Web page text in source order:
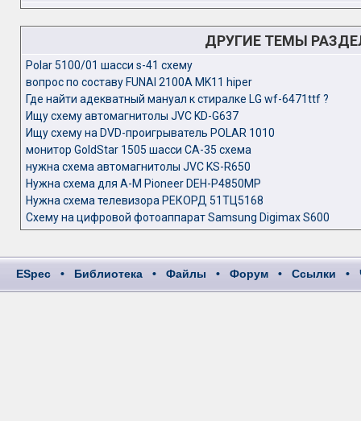
ДРУГИЕ ТЕМЫ
Polar 5100/01 шасси s-41 схему
вопрос по составу FUNAI 2100A MK11 hiper
Где найти адекватный мануал к стиралке LG wf-6471ttf ?
Ищу схему автомагнитолы JVC KD-G637
Ищу схему на DVD-проигрыватель POLAR 1010
монитор GoldStar 1505 шасси CA-35 схема
нужна схема автомагнитолы JVC KS-R650
Нужна схема для А-М Pioneer DEH-P4850MP
Нужна схема телевизора РЕКОРД 51ТЦ5168
Схему на цифровой фотоаппарат Samsung Digimax S600
ESpec • Библиотека • Файлы • Форум • Ссылки •